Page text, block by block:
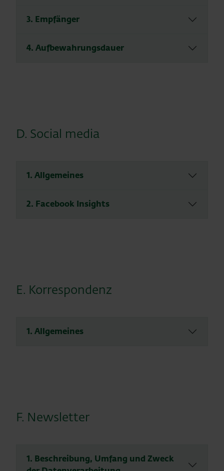
3. Empfänger
4. Aufbewahrungsdauer
D. Social media
1. Allgemeines
2. Facebook Insights
E. Korrespondenz
1. Allgemeines
F. Newsletter
1. Beschreibung, Umfang und Zweck